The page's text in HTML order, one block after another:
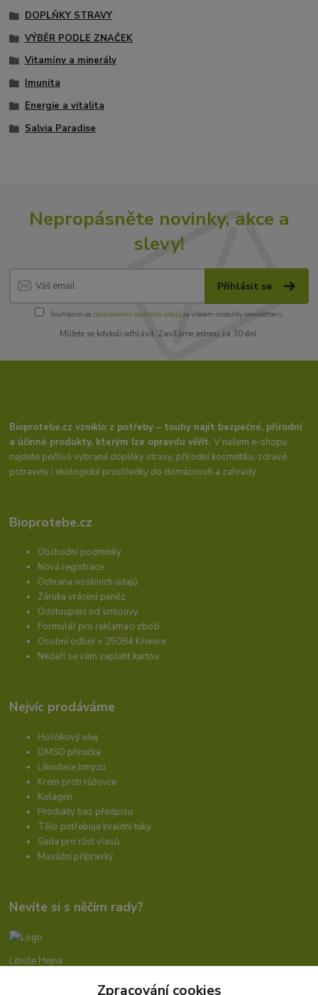
DOPLŇKY STRAVY
VÝBĚR PODLE ZNAČEK
Vitamíny a minerály
Imunita
Energie a vitalita
Salvia Paradise
Nepropásněte novinky, akce a
slevy!
Přihlásit se
Souhlasím se zpracováním osobních údajůza účelem rozesílky newsletteru.
Můžete se kdykoli odhlásit. Zasíláme jednou za 30 dní.
Bioprotebe.cz vzniklo z potřeby – touhy najít bezpečné, přírodní
a účinné produkty, kterým lze opravdu věřit.V našem e-shopu
najdete pečlivě vybrané doplňky stravy, přírodní kosmetiku, zdravé
potraviny i ekologické prostředky do domácnosti a zahrady.
Bioprotebe.cz
Obchodní podmínky
Nová registrace
Ochrana osobních údajů
Záruka vrácení peněz
Odstoupení od smlouvy
Formulář pro reklamaci zboží
Osobní odběr v 25084 Křenice
Nedaří se vám zaplatit kartou
Nejvíc prodáváme
Hořčíkový olej
DMSO příručka
Likvidace hmyzu
Krém proti růžovce
Kolagen
Produkty bez předpisu
Tělo potřebuje kvalitní tuky
Sada pro růst vlasů
Masážní přípravky
Nevíte si s něčím rady?
Libuše Hejna
Zpracování cookies